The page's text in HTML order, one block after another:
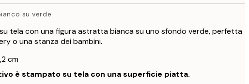
su verde
tela con una figura astratta bianca su uno sfondo verde, perfetta
o una stanza dei bambini.
cm
è stampato su tela con una superficie piatta.